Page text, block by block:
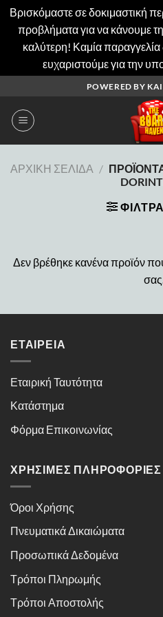
Βρισκόμαστε σε δοκιμαστική
προβλήματα για να κάνουμε
καλύτερη! Καμία
ευχαριστούμε για την
περιεχόμενο
POWERED BY
ΑΡΧΙΚΉ ΣΕΛΊΔΑ /
Δεν βρέθηκε κανένα προϊόν
ΕΤΑΙΡΕΊΑ
Εταιρική Ταυτότητα
Κατάστημα
Φόρμα Επικοινωνίας
ΧΡΉΣΙΜΕΣ ΠΛΗΡΟΦΟΡΊΕΣ
Όροι Χρήσης
Πνευματικά Δικαιώματα
Προσωπικά Δεδομένα
Τρόποι Πληρωμής
Τρόποι Αποστολής